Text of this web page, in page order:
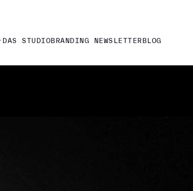
DAS STUDIOBRANDING NEWSLETTER BLOG